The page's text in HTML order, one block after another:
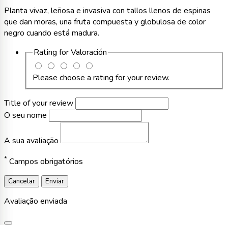
Planta vivaz, leñosa e invasiva con tallos llenos de espinas
que dan moras, una fruta compuesta y globulosa de color
negro cuando está madura.
Rating forValoración
Please choose a rating for your review.
Title of your review
O seu nome
A sua avaliação
* Campos obrigatórios
Cancelar Enviar
Avaliação enviada